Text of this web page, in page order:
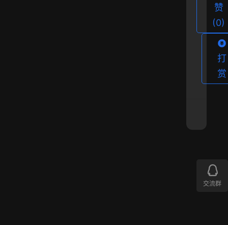
赞
(0)
打
赏
交流群